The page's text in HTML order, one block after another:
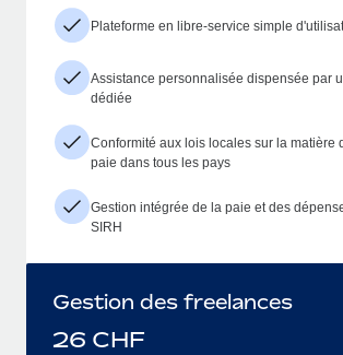
Plateforme en libre-service simple
Assistance personnalisée dispensée par
dédiée
Conformité aux lois locales sur la matière
paie dans tous les pays
Gestion intégrée de la paie et des
SIRH
Gestion des freelances
26 CHF